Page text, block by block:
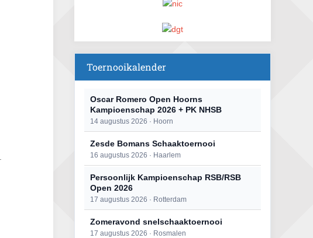
Toernooikalender
Oscar Romero Open Hoorns
Kampioenschap 2026 + PK NHSB
14 augustus 2026 · Hoorn
Zesde Bomans Schaaktoernooi
16 augustus 2026 · Haarlem
Persoonlijk Kampioenschap RSB/RSB
Open 2026
17 augustus 2026 · Rotterdam
Zomeravond snelschaaktoernooi
17 augustus 2026 · Rosmalen